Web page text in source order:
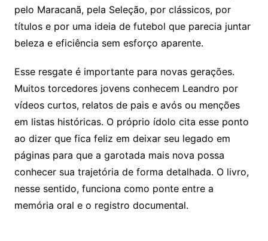
pelo Maracanã, pela Seleção, por clássicos, por
títulos e por uma ideia de futebol que parecia juntar
beleza e eficiência sem esforço aparente.
Esse resgate é importante para novas gerações.
Muitos torcedores jovens conhecem Leandro por
vídeos curtos, relatos de pais e avós ou menções
em listas históricas. O próprio ídolo cita esse ponto
ao dizer que fica feliz em deixar seu legado em
páginas para que a garotada mais nova possa
conhecer sua trajetória de forma detalhada. O livro,
nesse sentido, funciona como ponte entre a
memória oral e o registro documental.